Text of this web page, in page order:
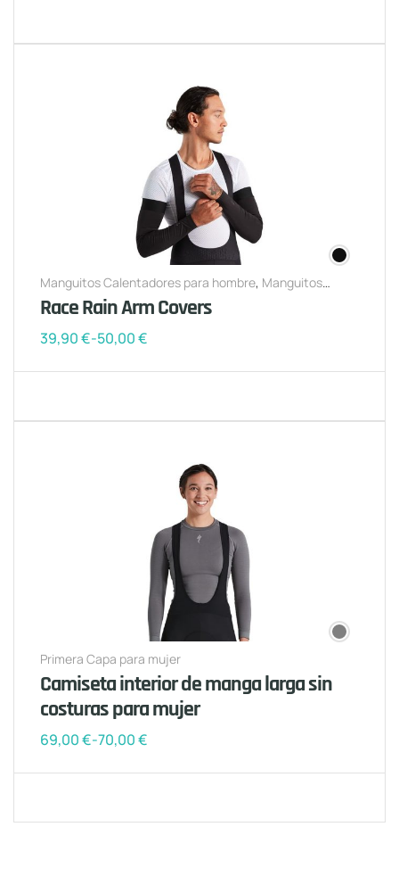
Manguitos Calentadores para hombre, Manguitos
Calentadores para mujer
Race Rain Arm Covers
39,90€-50,00€
Primera Capa para mujer
Camiseta interior de manga larga sin
costuras para mujer
69,00€-70,00€